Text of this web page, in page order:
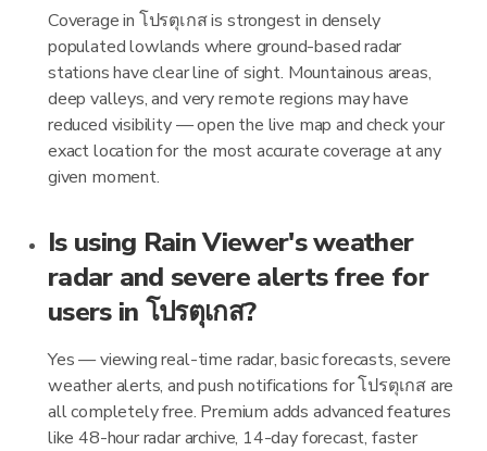
Coverage in โปรตุเกส is strongest in densely
populated lowlands where ground-based radar
stations have clear line of sight. Mountainous areas,
deep valleys, and very remote regions may have
reduced visibility — open the live map and check your
exact location for the most accurate coverage at any
given moment.
Is using Rain Viewer's weather
radar and severe alerts free for
users in โปรตุเกส?
Yes — viewing real-time radar, basic forecasts, severe
weather alerts, and push notifications for โปรตุเกส are
all completely free. Premium adds advanced features
like 48-hour radar archive, 14-day forecast, faster